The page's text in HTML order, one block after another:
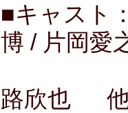
■キャスト
博 / 片岡愛
路欣也